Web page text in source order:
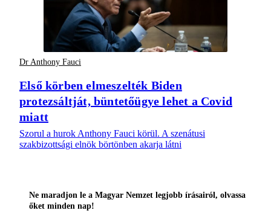
Dr Anthony Fauci
Első körben elmeszelték Biden
protezsáltját, büntetőügye lehet a Covid
miatt
Szorul a hurok Anthony Fauci körül. A szenátusi
szakbizottsági elnök börtönben akarja látni
Ne maradjon le a Magyar Nemzet legjobb írásairól, olvassa
őket minden nap!